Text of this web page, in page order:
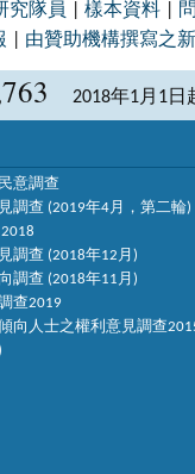
究隊員 樣本資料|
由贊助機構撰寫之
2018年1月1
意調查
調查 (2019年4月，第二輪)
調查 (2018年12月)
調查 (2018年11月)
查2019
向人士之權利意見調查